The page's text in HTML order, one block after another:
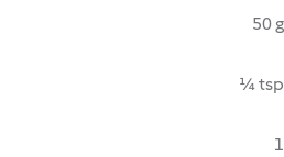
50 g
¼ tsp
1